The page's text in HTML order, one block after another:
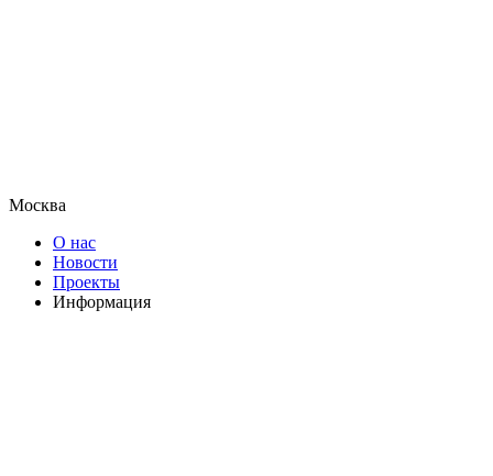
Москва
О нас
Новости
Проекты
Информация